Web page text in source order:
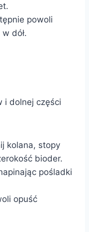
powoli
dół.
i dolnej części
kolana, stopy
bioder.
pośladki
opuść